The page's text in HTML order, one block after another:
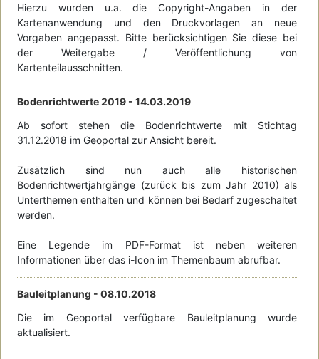
Hierzu wurden u.a. die Copyright-Angaben in der
Kartenanwendung und den Druckvorlagen an neue
Vorgaben angepasst. Bitte berücksichtigen Sie diese bei
der Weitergabe / Veröffentlichung von
Kartenteilausschnitten.
Bodenrichtwerte 2019 - 14.03.2019
Ab sofort stehen die Bodenrichtwerte mit Stichtag
31.12.2018 im Geoportal zur Ansicht bereit.
Zusätzlich sind nun auch alle historischen
Bodenrichtwertjahrgänge (zurück bis zum Jahr 2010) als
Unterthemen enthalten und können bei Bedarf zugeschaltet
werden.
Eine Legende im PDF-Format ist neben weiteren
Informationen über das i-Icon im Themenbaum abrufbar.
Bauleitplanung - 08.10.2018
Die im Geoportal verfügbare Bauleitplanung wurde
aktualisiert.